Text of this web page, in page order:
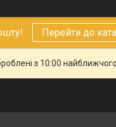
Перейти до
з 10:00